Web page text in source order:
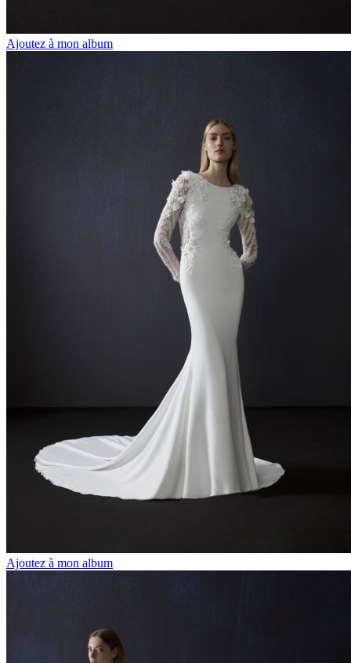
Ajoutez à mon album
Ajoutez à mon album